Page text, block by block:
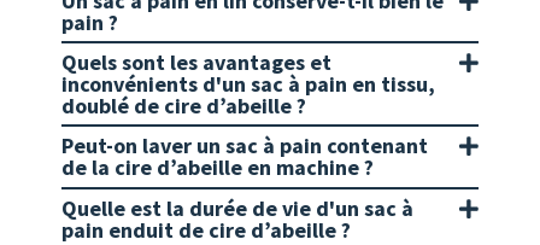
pain ?
Quels sont les avantages et
inconvénients d'un sac à pain en tissu,
doublé de cire d’abeille ?
Peut-on laver un sac à pain contenant
de la cire d’abeille en machine ?
Quelle est la durée de vie d'un sac à
pain enduit de cire d’abeille ?